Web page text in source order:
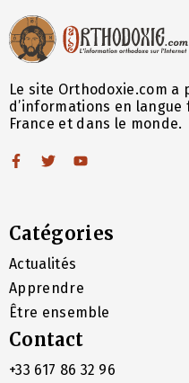
Le site Orthodoxie.com
d’informations en langue
France et dans le monde.
Catégories
Actualités
Apprendre
Être ensemble
Contact
+33 617 86 32 96